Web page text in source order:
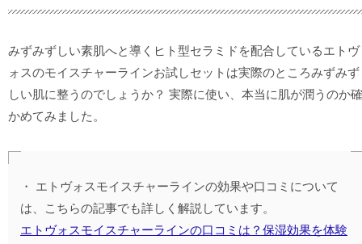
みずみずしい素肌へと導くヒト型セラミドを配合しているエトヴ
ォスのモイスチャーラインお試しセットは実際のところみずみず
しい肌に整うのでしょうか？ 実際に使い、本当に肌が潤うのか確
かめてみました。
エトヴォスモイスチャーラインの効果や口コミについて
は、こちらの記事でも詳しく解説しています。
エトヴォスモイスチャーラインの口コミは？保湿効果を体験